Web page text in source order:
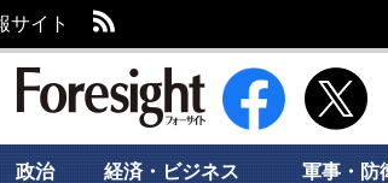
サイト
新潮社 Foresight フ
政治 経済・ビジネス 軍事・防